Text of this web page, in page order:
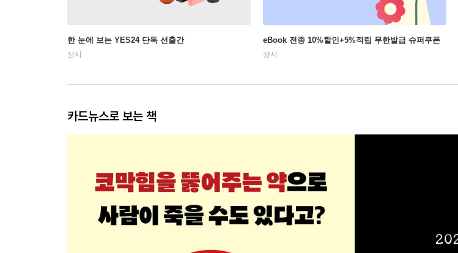
한 눈에 보는 YES24 단독 선출간
상시
eBook 전종 10%할인+5%적립 무한발급 슈퍼쿠폰
상시
카드뉴스로 보는 책